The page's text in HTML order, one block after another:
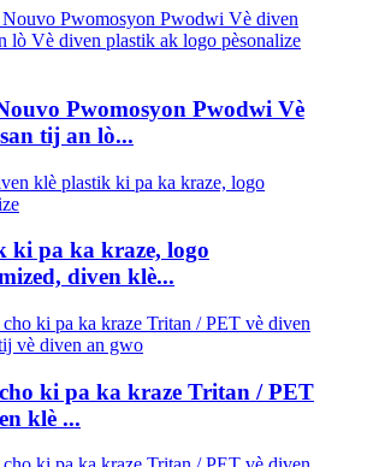
Pwomosyon Pwodwi Vè
tij an lò...
ki pa ka kraze, logo
diven klè...
ki pa ka kraze Tritan / PET
klè ...